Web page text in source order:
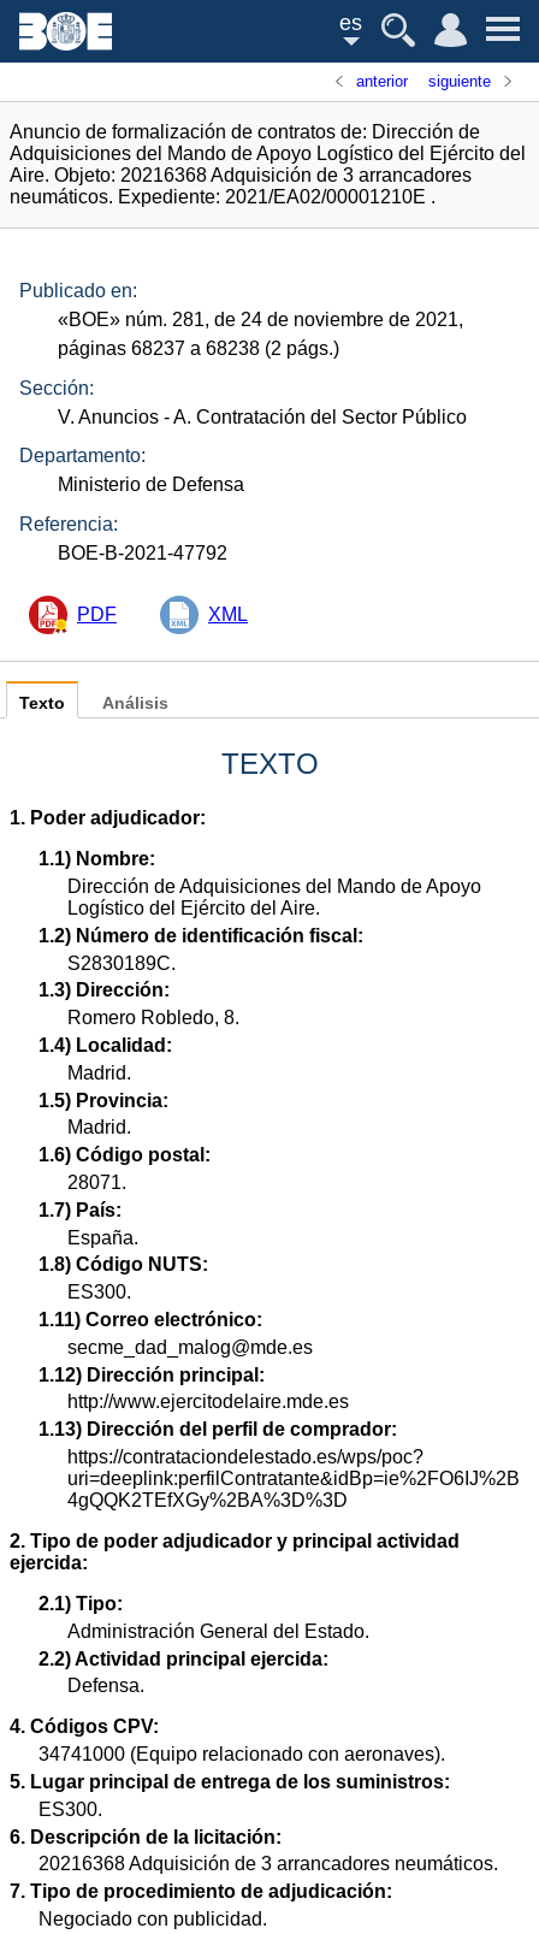
es
anterior siguiente
Anuncio de formalización de contratos de: Dirección de
Adquisiciones del Mando de Apoyo Logístico del Ejército del
Aire. Objeto: 20216368 Adquisición de 3 arrancadores
neumáticos. Expediente: 2021/EA02/00001210E .
Publicado en:
«BOE» núm. 281, de 24 de noviembre de 2021,
páginas 68237 a 68238 (2 págs.)
Sección:
V. Anuncios - A. Contratación del Sector Público
Departamento:
Ministerio de Defensa
Referencia:
BOE-B-2021-47792
PDF XML
Texto
TEXTO
1. Poder adjudicador:
1.1) Nombre:
Dirección de Adquisiciones del Mando de Apoyo
Logístico del Ejército del Aire.
1.2) Número de identificación fiscal:
S2830189C.
1.3) Dirección:
Romero Robledo, 8.
1.4) Localidad:
Madrid.
1.5) Provincia:
Madrid.
1.6) Código postal:
28071.
1.7) País:
España.
1.8) Código NUTS:
ES300.
1.11) Correo electrónico:
secme_dad_malog@mde.es
1.12) Dirección principal:
http://www.ejercitodelaire.mde.es
1.13) Dirección del perfil de comprador:
https://contrataciondelestado.es/wps/poc?
uri=deeplink:perfilContratante&idBp=ie%2FO6IJ%2B
4gQQK2TEfXGy%2BA%3D%3D
2. Tipo de poder adjudicador y principal actividad
ejercida:
2.1) Tipo:
Administración General del Estado.
2.2) Actividad principal ejercida:
Defensa.
4. Códigos CPV:
34741000 (Equipo relacionado con aeronaves).
5. Lugar principal de entrega de los suministros:
ES300.
6. Descripción de la licitación:
20216368 Adquisición de 3 arrancadores neumáticos.
7. Tipo de procedimiento de adjudicación:
Negociado con publicidad.
Análisis